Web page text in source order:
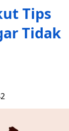
Tips
Tidak